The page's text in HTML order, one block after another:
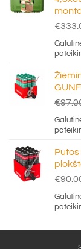
€
€
Putos
€